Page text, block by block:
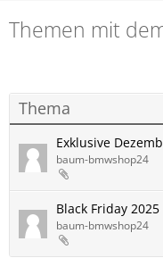
Themen mit
Thema
Exklusive
baum-bmwshop24
Black Friday 2025
baum-bmwshop24